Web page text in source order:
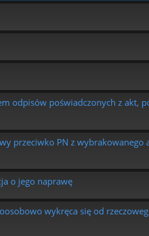
odpisów poświadczonych z akt,
przeciwko PN z wybrakowanego
o jego naprawę
wykręca się od